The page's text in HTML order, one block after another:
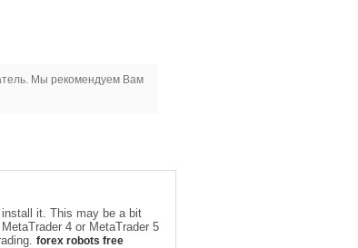
Мы рекомендуем Вам
it. This may be a bit
4 or MetaTrader 5
forex robots free